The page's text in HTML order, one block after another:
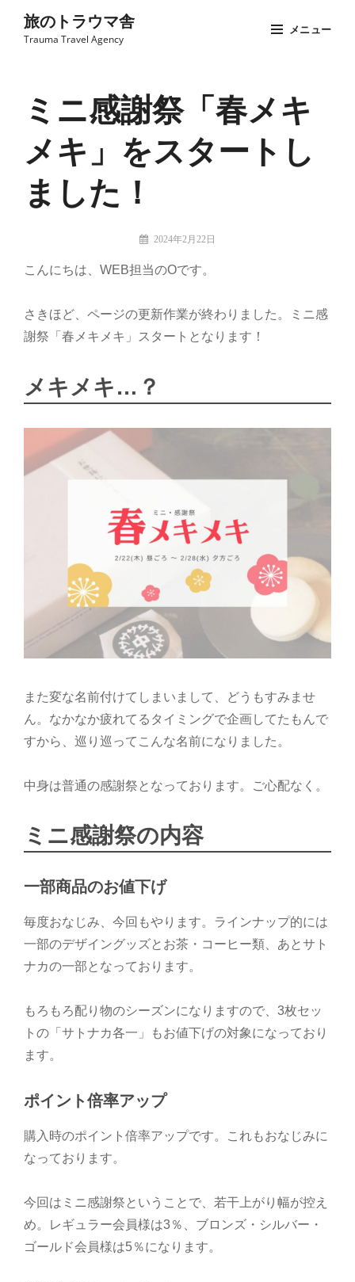
旅のトラウマ舎
Trauma Travel Agency
メニュー
ミニ感謝祭「春メキ
メキ」をスタートし
ました！
投
者:
の
ラ
マ
担
当
2024年2月22日
こんにちは、WEB担当のOです。
さきほど、ページの更新作業が終わりました。ミニ感
謝祭「春メキメキ」スタートとなります！
メキメキ…？
また変な名前付けてしまいまして、どうもすみませ
ん。なかなか疲れてるタイミングで企画してたもんで
すから、巡り巡ってこんな名前になりました。
中身は普通の感謝祭となっております。ご心配なく。
ミニ感謝祭の内容
一部商品のお値下げ
毎度おなじみ、今回もやります。ラインナップ的には
一部のデザイングッズとお茶・コーヒー類、あとサト
ナカの一部となっております。
もろもろ配り物のシーズンになりますので、3枚セッ
トの「サトナカ各一」もお値下げの対象になっており
ます。
ポイント倍率アップ
購入時のポイント倍率アップです。これもおなじみに
なっております。
今回はミニ感謝祭ということで、若干上がり幅が控え
め。レギュラー会員様は3％、ブロンズ・シルバー・
ゴールド会員様は5％になります。